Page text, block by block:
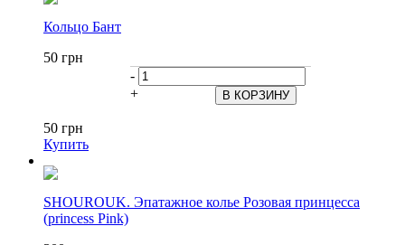
Кольцо Бант
50 грн
-
+
50 грн
Купить
SHOUROUK. Эпатажное колье Розовая принцесса
(princess Pink)